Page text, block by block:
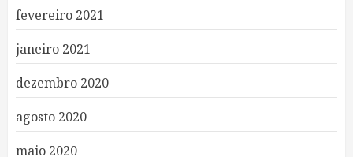
fevereiro 2021
janeiro 2021
dezembro 2020
agosto 2020
maio 2020